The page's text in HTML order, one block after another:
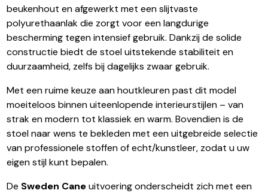
beukenhout en afgewerkt met een slijtvaste
polyurethaanlak die zorgt voor een langdurige
bescherming tegen intensief gebruik. Dankzij de solide
constructie biedt de stoel uitstekende stabiliteit en
duurzaamheid, zelfs bij dagelijks zwaar gebruik.
Met een ruime keuze aan houtkleuren past dit model
moeiteloos binnen uiteenlopende interieurstijlen – van
strak en modern tot klassiek en warm. Bovendien is de
stoel naar wens te bekleden met een uitgebreide selectie
van professionele stoffen of echt/kunstleer, zodat u uw
eigen stijl kunt bepalen.
De Sweden Caneuitvoering onderscheidt zich met een